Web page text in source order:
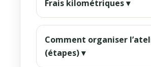
Frais kilométriques ▾
Comment organiser
(étapes) ▾